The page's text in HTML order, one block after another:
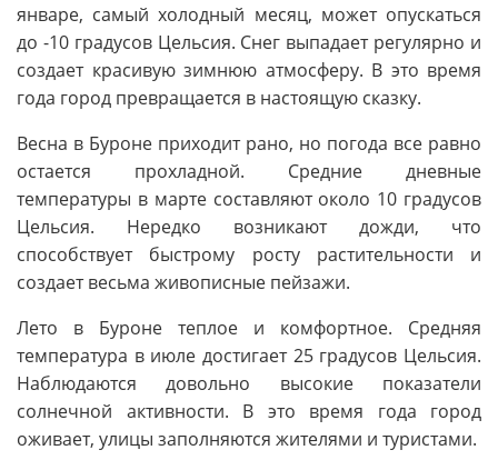
январе, самый холодный месяц, может опускаться
до -10 градусов Цельсия. Снег выпадает регулярно и
создает красивую зимнюю атмосферу. В это время
года город превращается в настоящую сказку.
Весна в Буроне приходит рано, но погода все равно
остается прохладной. Средние дневные
температуры в марте составляют около 10 градусов
Цельсия. Нередко возникают дожди, что
способствует быстрому росту растительности и
создает весьма живописные пейзажи.
Лето в Буроне теплое и комфортное. Средняя
температура в июле достигает 25 градусов Цельсия.
Наблюдаются довольно высокие показатели
солнечной активности. В это время года город
оживает, улицы заполняются жителями и туристами.